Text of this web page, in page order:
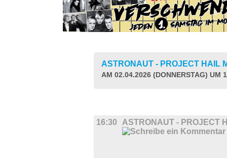
ASTRONAUT - PROJECT HAIL
AM 02.04.2026 (DONNERSTAG) UM
16:30 ASTRONAUT - PROJECT